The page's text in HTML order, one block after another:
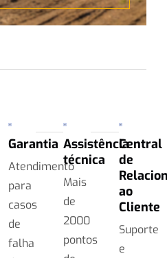
Garantia
Atendimento
para
casos
de
falha
Assistência
técnica
Mais
de
2000
pontos
Central
de
ao
Cliente
Suporte
e